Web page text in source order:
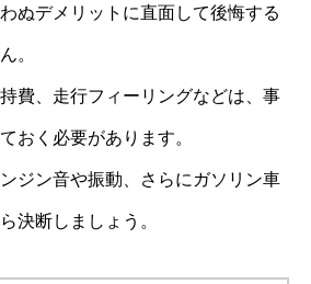
ぬデメリットに直面して後悔する
。
費、走行フィーリングなどは、事
おく必要があります。
ジン音や振動、さらにガソリン車
決断しましょう。